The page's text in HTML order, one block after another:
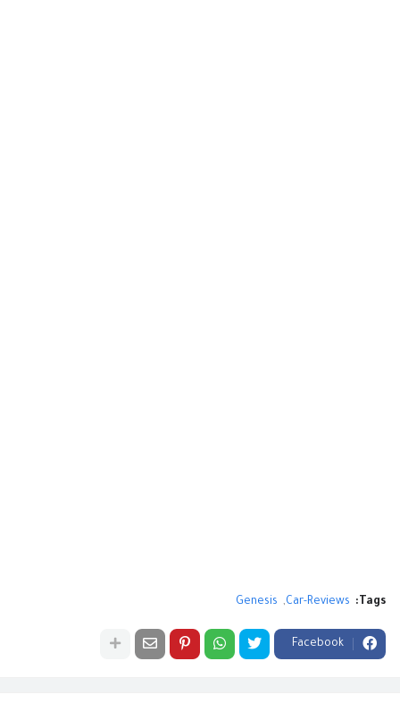
Tags:
Car-Reviews
Genesis
Facebook